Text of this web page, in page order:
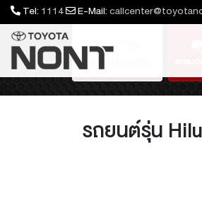
Tel: 1114 E-Mail:
Sport Yaris ATIV Nightshade
Cab Hilux Travo Prerunner &
4TREX
Innova Zenix
รถยนต์รุ่น